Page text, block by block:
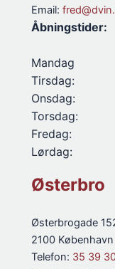
Email:
Åbningstider:
Mandag
Tirsdag:
Onsdag:
Torsdag:
Fredag:
Lørdag:
Østerbro
Østerbrogade
2100
Telefon: 35 39